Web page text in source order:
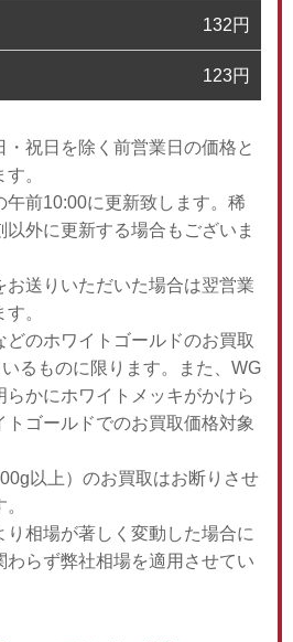
132円
123円
・祝日を除く前営業日の価格と
。
午前10:00に更新致します。稀
外に更新する場合もございま
お送りいただいた場合は翌営業
。
どのホワイトゴールドのお買取
るものに限ります。また、WG
かにホワイトメッキがかけら
トゴールドでのお買取価格対象
以上）のお買取はお断りさせ
り相場が著しく変動した場合に
わらず弊社相場を適用させてい